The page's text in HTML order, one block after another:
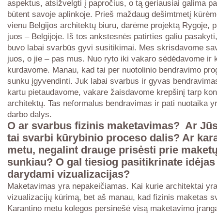
aspektus, atsižvelgti į papročius, o tą geriausiai galima
būtent savoje aplinkoje. Prieš maždaug dešimtmetį
vienu Belgijos architektų biuru, darėme projektą Rygoje,
juos – Belgijoje. Iš tos ankstesnės patirties galiu
buvo labai svarbūs gyvi susitikimai. Mes skrisdavome
juos, o jie – pas mus. Nuo ryto iki vakaro sėdėdavome ir
kurdavome. Manau, kad tai per nuotolinio bendravimo
sunku įgyvendinti. Juk labai svarbus ir gyvas
kartu pietaudavome, vakare žaisdavome krepšinį tarp
architektų. Tas neformalus bendravimas ir pati nuotaika
darbo dalys.
O ar svarbus fizinis maketavimas? Ar
tai svarbi kūrybinio proceso dalis? Ar
metu, negalint drauge prisėsti prie
sunkiau? O gal tiesiog pasitikrinate idėjas
darydami vizualizacijas?
Maketavimas yra nepakeičiamas. Kai kurie architektai
vizualizacijų kūrimą, bet aš manau, kad fizinis maketas
Karantino metu kolegos persinešė visą maketavimo